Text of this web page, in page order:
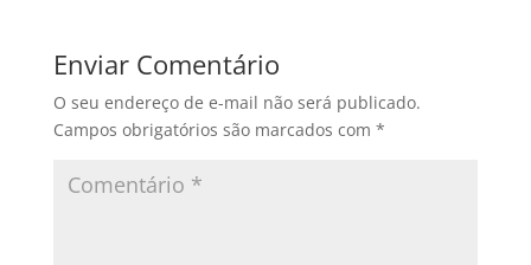
Enviar Comentário
O seu endereço de e-mail não será publicado.
Campos obrigatórios são marcados com *